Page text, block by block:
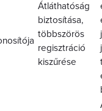
Átláthatóság
biztosítása,
többszörös
regisztráció
kiszűrése